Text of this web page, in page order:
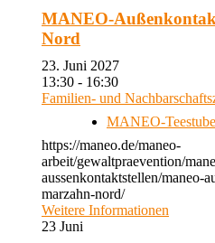
MANEO-
Nord
23. Juni 2027
13:30 - 16:30
Familien- und
MANEO-
https://maneo.de/maneo-
arbeit/gewaltpraevention/
aussenkontaktstellen/maneo-
marzahn-nord/
Weitere Informationen
23 Juni